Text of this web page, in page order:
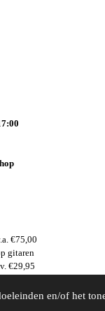
en/of het
€75,00
gitaren
€29,95